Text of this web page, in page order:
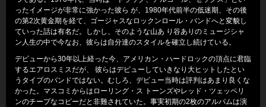
ったイメージが非常に強かった彼ら が、1980年代前半の低迷期、その後
の第2次黄金期を経て、ゴージャスなロックンロール・バンドへと変貌し
ていった話は有名だ。しかし、そのような山あ り谷ありのミュージシャ
ン人生の中で今なお、彼らは自分達のスタイルを確立し続けている。
デビューから30年以上経った今、アメリカン・ハードロックの頂点に君臨
するエアロスミスだが、 彼らはデビューしていきなり大ヒットしたとい
うタイプのバンドではない。むしろ、デビュー当時は評判はあまり良くな
かった。マスコミからはローリング・ス トーンズやレッド・ツェッペリ
ンのチープなコピーだと非難されていた。事実初期の2枚のアルバムは演